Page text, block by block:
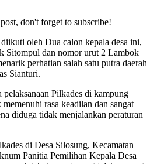
don't forget to subscribe!
oleh Dua calon kepala desa ini,
Sitompul dan nomor urut 2 Lambok
perhatian salah satu putra daerah
Sianturi.
pelaksanaan Pilkades di kampung
rasa keadilan dan sangat
diduga tidak menjalankan peraturan
di Desa Silosung, Kecamatan
Panitia Pemilihan Kepala Desa